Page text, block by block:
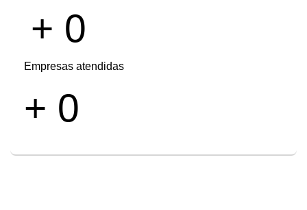
+ 0
Empresas atendidas
+ 0